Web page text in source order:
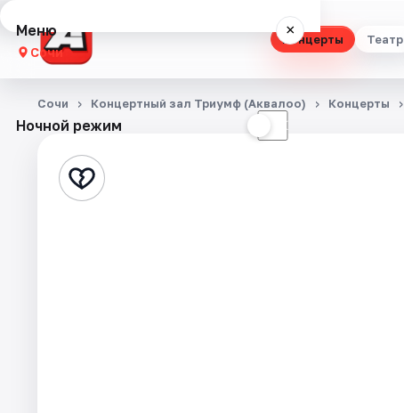
Концерты Театр
Меню ×
Сочи
Концерты
Стендап
Ночной режим ☾
Сочи Концертный зал Триумф (Аквалоо) Концерты